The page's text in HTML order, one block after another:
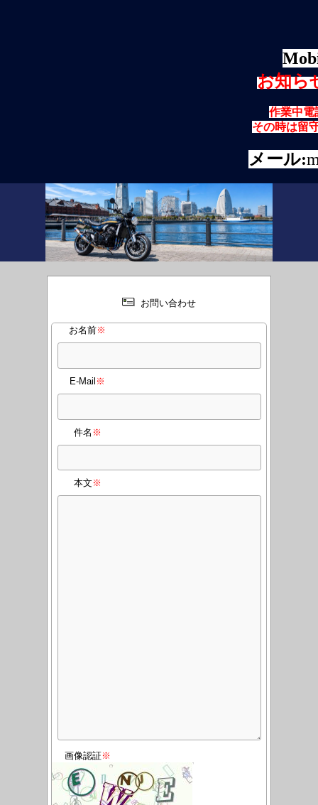
お知ら
作業中電
その時は留
メール:
お問い合わせ
お名前※
E-Mail ※
件名 ※
本文 ※
画像認証※